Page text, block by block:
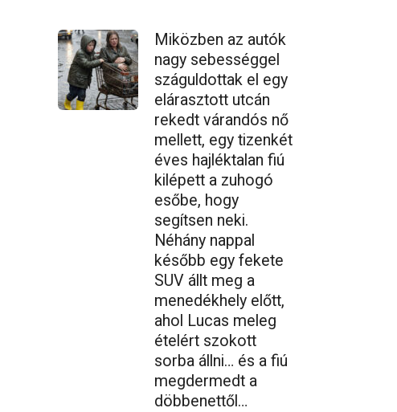
Miközben az autók
nagy sebességgel
száguldottak el egy
elárasztott utcán
rekedt várandós nő
mellett, egy tizenkét
éves hajléktalan fiú
kilépett a zuhogó
esőbe, hogy
segítsen neki.
Néhány nappal
később egy fekete
SUV állt meg a
menedékhely előtt,
ahol Lucas meleg
ételért szokott
sorba állni… és a fiú
megdermedt a
döbbenettől…